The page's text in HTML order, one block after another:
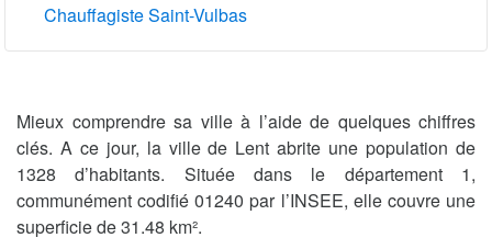
Chauffagiste Saint-Vulbas
Mieux comprendre sa ville à l’aide de quelques chiffres
clés. A ce jour, la ville de Lent abrite une population de
1328 d’habitants. Située dans le département 1,
communément codifié 01240 par l’INSEE, elle couvre une
superficie de 31.48 km².